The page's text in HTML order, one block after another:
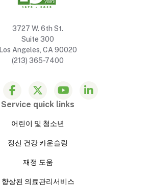
3727 W. 6th St.
Suite 300
Los Angeles, CA 90020
(213) 365-7400
Service quick links
어린이 및 청소년
정신 건강 카운슬링
재정 도움
향상된 의료관리서비스